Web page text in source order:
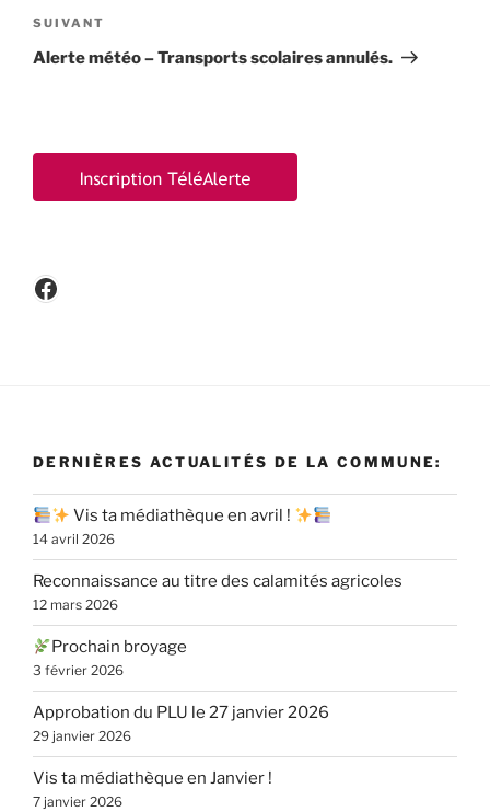
Article
suivant
SUIVANT
Alerte météo – Transports scolaires annulés.
Facebook
DERNIÈRES ACTUALITÉS DE LA COMMUNE:
Vis ta médiathèque en avril !
14 avril 2026
Reconnaissance au titre des calamités agricoles
12 mars 2026
Prochain broyage
3 février 2026
Approbation du PLU le 27 janvier 2026
29 janvier 2026
Vis ta médiathèque en Janvier !
7 janvier 2026